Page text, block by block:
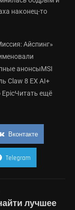
наконец-то
Айспинг»
анонсыMSI
Claw 8 EX AI+
EpicЧитать ещё
Вконтакте
Telegram
лучшее